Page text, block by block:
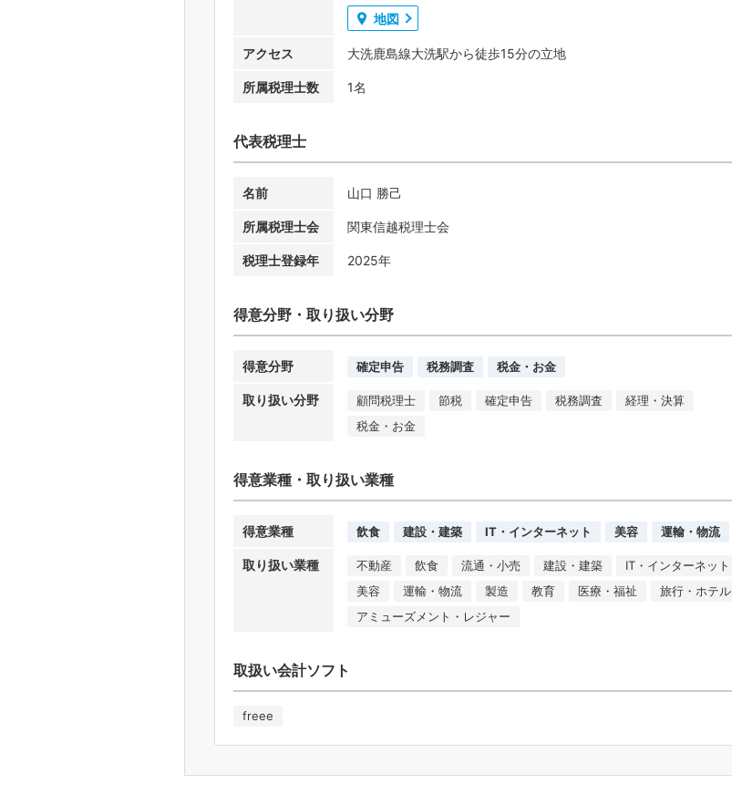
地図
アクセス 大洗鹿島線大洗駅から徒歩15分の立地
所属税理士数 1名
代表税理士
名前 山口 勝己
所属税理士会 関東信越税理士会
税理士登録年 2025年
得意分野・取り扱い分野
得意分野 確定申告 税務調査 税金・お金
取り扱い分野 顧問税理士 節税 確定申告 税務調査
経理・決算
税金・お金
得意業種・取り扱い業種
得意業種 飲食 建設・建築 IT・インターネット 美容 運輸・物流
取り扱い業種 不動産 飲食 流通・小売 建設・建築
IT・インターネット
美容
運輸・物流 製造 教育 医療・福祉
旅行・ホテル
アミューズメント・レジャー
取扱い会計ソフト
freee